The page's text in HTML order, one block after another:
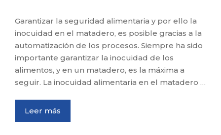
Garantizar la seguridad alimentaria y por ello la
inocuidad en el matadero, es posible gracias a la
automatización de los procesos. Siempre ha sido
importante garantizar la inocuidad de los
alimentos, y en un matadero, es la máxima a
seguir. La inocuidad alimentaria en el matadero …
Leer más